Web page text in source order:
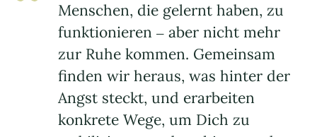
Menschen, die gelernt haben, zu
funktionieren – aber nicht mehr
zur Ruhe kommen. Gemeinsam
finden wir heraus, was hinter der
Angst steckt, und erarbeiten
konkrete Wege, um Dich zu